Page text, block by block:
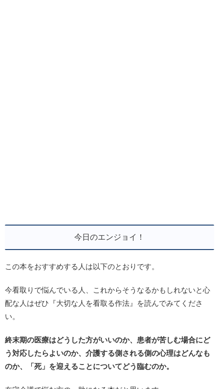
今日のエンジョイ！
この本をおすすめする人は以下のとおりです。
今看取りで悩んでいる人、これからそうなるかもしれないと心
配な人はぜひ『大切な人を看取る作法』を読んでみてくださ
い。
終末期の医療はどうした方がいいのか、患者が苦しむ場合にど
う対応したらよいのか、介護する側される側の心理はどんなも
のか、「死」を迎えることについてどう臨むのか。